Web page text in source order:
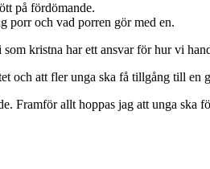
på fördömande.
porr och vad porren gör med en.
kristna har ett ansvar för hur vi
och att fler unga ska få tillgång till en
Framför allt hoppas jag att unga